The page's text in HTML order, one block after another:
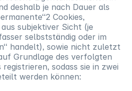
deshalb je nach Dauer als
Cookies,
subjektiver Sicht (je
selbstständig oder im
handelt), sowie nicht zuletzt
Grundlage des verfolgten
sodass sie in zwei
werden können: